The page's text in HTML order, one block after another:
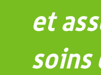
et
soins